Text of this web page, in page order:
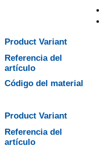
Product Variant
Referencia del
artículo
Código del material
Product Variant
Referencia del
artículo